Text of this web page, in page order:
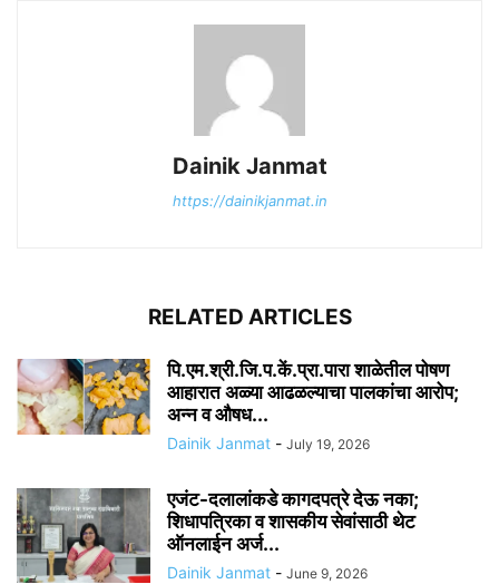
Dainik Janmat
https://dainikjanmat.in
RELATED ARTICLES
पि.एम.श्री.जि.प.कें.प्रा.पारा शाळेतील पोषण
आहारात अळ्या आढळल्याचा पालकांचा आरोप;
अन्न व औषध...
Dainik Janmat - July 19, 2026
एजंट-दलालांकडे कागदपत्रे देऊ नका;
शिधापत्रिका व शासकीय सेवांसाठी थेट
ऑनलाईन अर्ज...
Dainik Janmat - June 9, 2026